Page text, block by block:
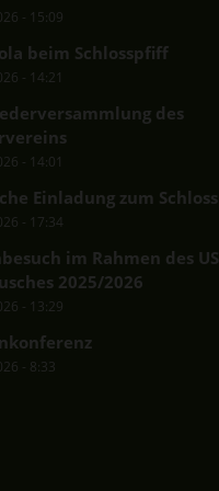
- 15:09
beim Schlosspfiff
- 14:21
des
- 14:01
Einladung zum
- 17:34
im Rahmen des
2025/2026
- 13:29
- 8:33